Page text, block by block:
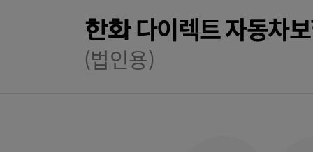
한화다이렉트 자동차
(법인용)